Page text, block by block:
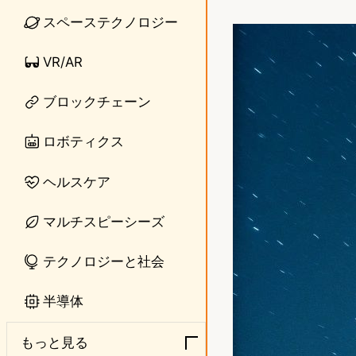
スペーステクノロジー
VR/AR
ブロックチェーン
ロボティクス
ヘルスケア
マルチスピーシーズ
テクノロジーと社会
半導体
もっと見る
e
t
o